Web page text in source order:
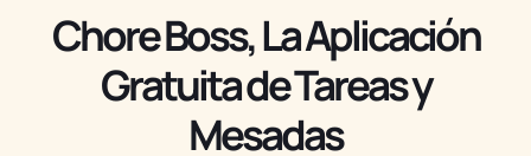
Chore Boss, La Aplicación
Gratuita de Tareas y
Mesadas